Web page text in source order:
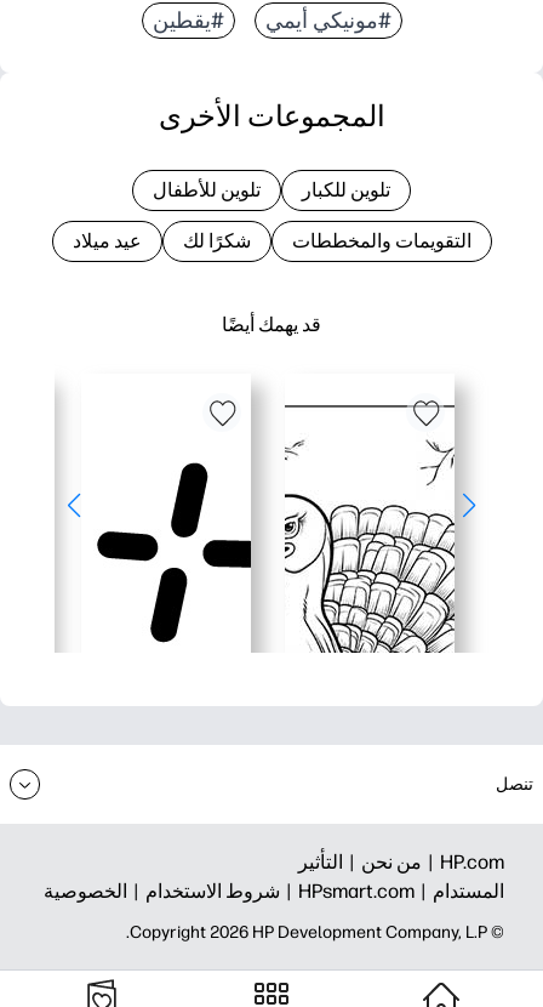
#مونيكي أيمي #يقطين
قد يهمك أيضًا
المجموعات الأخرى
تلوين للكبار تلوين للأطفال
التقويمات والمخططات شكرًا لك عيد ميلاد
تنصل
HP.com | من نحن | التأثير
المستدام | HPsmart.com | شروط الاستخدام | الخصوصية
© Copyright 2026 HP Development Company, L.P.